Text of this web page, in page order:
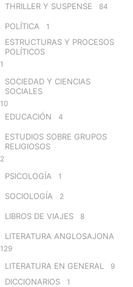
THRILLER Y SUSPENSE 84
POLÍTICA 1
ESTRUCTURAS Y PROCESOS
POLÍTICOS
1
SOCIEDAD Y CIENCIAS
SOCIALES
10
EDUCACIÓN 4
ESTUDIOS SOBRE GRUPOS
RELIGIOSOS
2
PSICOLOGÍA 1
SOCIOLOGÍA 2
LIBROS DE VIAJES 8
LITERATURA ANGLOSAJONA
129
LITERATURA EN GENERAL 9
DICCIONARIOS 1